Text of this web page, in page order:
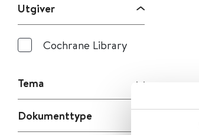
Utgiver
Cochrane Library
Tema
Dokumenttype